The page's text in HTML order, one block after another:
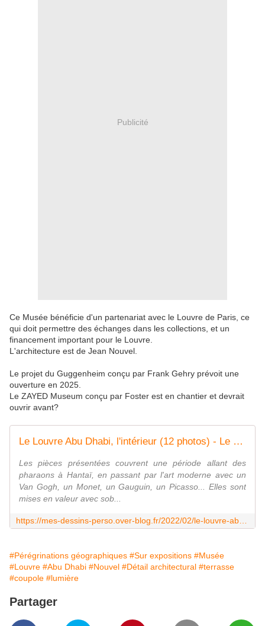
Publicité
Ce Musée bénéficie d'un partenariat avec le Louvre de Paris, ce
qui doit permettre des échanges dans les collections, et un
financement important pour le Louvre.
L'architecture est de Jean Nouvel.
Le projet du Guggenheim conçu par Frank Gehry prévoit une
ouverture en 2025.
Le ZAYED Museum conçu par Foster est en chantier et devrait
ouvrir avant?
Le Louvre Abu Dhabi, l'intérieur (12 photos) - Le blog de Bernard Moutin
Les pièces présentées couvrent une période allant des
pharaons à Hantaï, en passant par l'art moderne avec un
Van Gogh, un Monet, un Gauguin, un Picasso... Elles sont
mises en valeur avec sob...
#Pérégrinations géographiques #Sur expositions #Musée
#Louvre #Abu Dhabi #Nouvel #Détail architectural #terrasse
#coupole #lumière
Partager